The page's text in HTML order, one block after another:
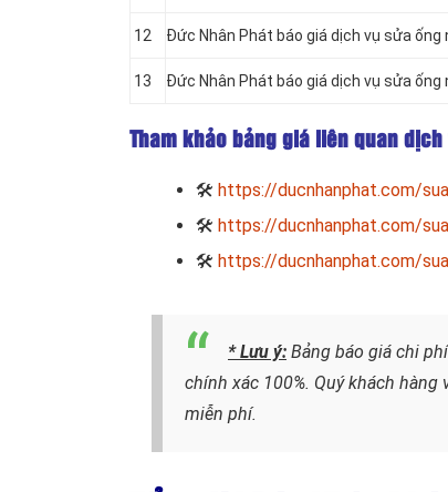
12 Đức Nhân Phát báo giá dịch vụ sửa ống
13 Đức Nhân Phát báo giá dịch vụ sửa ống
Tham khảo bảng giá liên quan
🛠 https://ducnhanphat.com/
🛠 https://ducnhanphat.com/
🛠 https://ducnhanphat.com/
* Lưu ý: Bảng báo giá chi
chính xác 100%. Quý khách
miễn phí.